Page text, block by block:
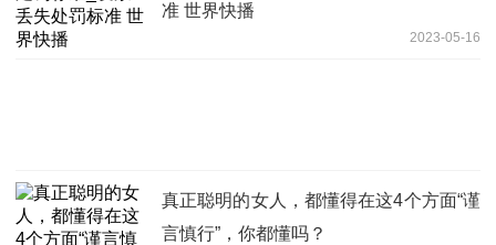
准 世界快播
2023-05-16
真正聪明的女人，都懂得在这4个方面“谨
言慎行”，你都懂吗？